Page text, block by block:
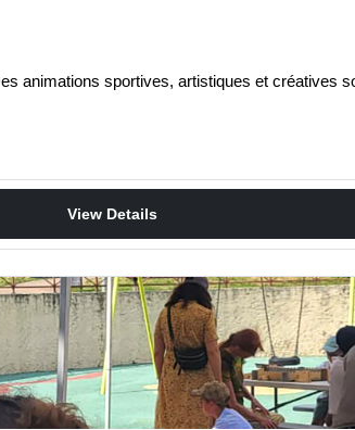
animations sportives, artistiques et créatives
View Details